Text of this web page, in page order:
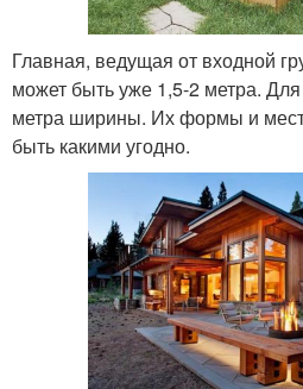
Главная, ведущая от входной
может быть уже 1,5-2 метра.
метра ширины. Их формы и
быть какими угодно.